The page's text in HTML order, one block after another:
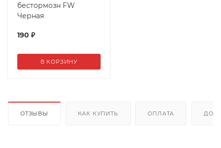
бестормозн FW
Черная
190 ₽
В КОРЗИНУ
ОТЗЫВЫ КАК КУПИТЬ ОПЛАТА